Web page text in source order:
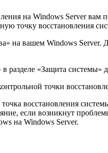
на Windows Server
точку восстановления
на вашем Windows
«Защита системы»
точки
точка восстановления
если возникнут
на Windows Server.